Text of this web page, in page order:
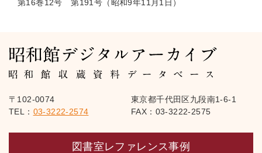
第16巻12号 第191号（昭和9年11月1日）
〒102-0074
東京都千代田区九段南1-6-1
TEL： 03-3222-2574 FAX：03-3222-2575
図書室レファレンス事例